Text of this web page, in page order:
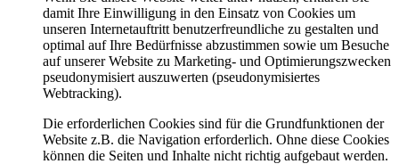
damit Ihre Einwilligung in den Einsatz von Cookies um
unseren Internetauftritt benutzerfreundliche zu gestalten und
optimal auf Ihre Bedürfnisse abzustimmen sowie um Besuche
auf unserer Website zu Marketing- und Optimierungszwecken
pseudonymisiert auszuwerten (pseudonymisiertes
Webtracking).
Die erforderlichen Cookies sind für die Grundfunktionen der
Website z.B. die Navigation erforderlich. Ohne diese Cookies
können die Seiten und Inhalte nicht richtig aufgebaut werden.